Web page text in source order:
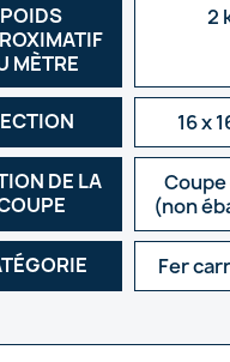
POIDS
MÈTRE
2
16 x
DE LA
(non
Fer